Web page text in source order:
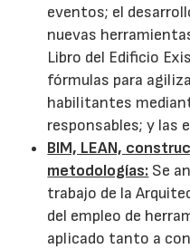
eventos; el
nuevas
Libro del Edificio
fórmulas para
habilitantes
responsables; y las
BIM, LEAN,
metodologías: Se
trabajo de la
del empleo de
aplicado tanto a